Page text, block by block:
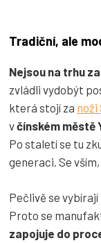
Tradiční, ale
Nejsou na trhu
zvládli vydobýt
která stojí za
včínském městě
Po staletí se tu
generaci. Se
Pečlivě se
Proto se
zapojuje do